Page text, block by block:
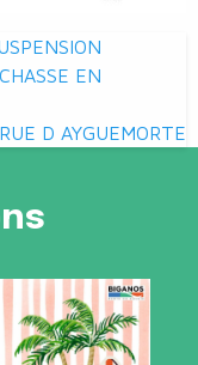
EN
D AYGUEMORTE